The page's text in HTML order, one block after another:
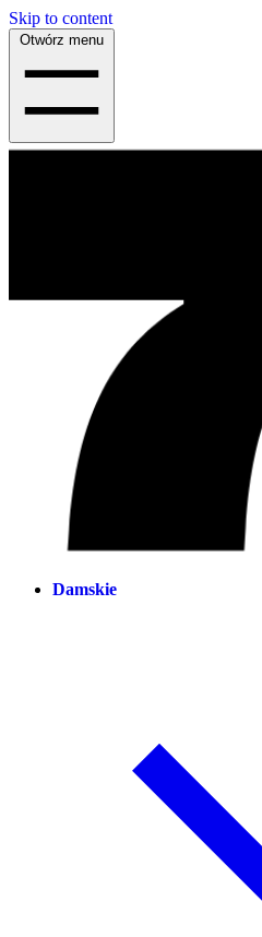
Skip to content
Otwórz menu
Damskie